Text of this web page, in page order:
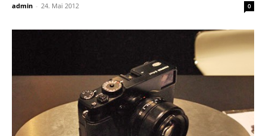
admin - 24. Mai 2012 0